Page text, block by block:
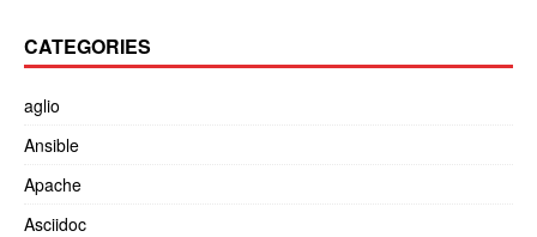
CATEGORIES
aglio
Ansible
Apache
Asciidoc